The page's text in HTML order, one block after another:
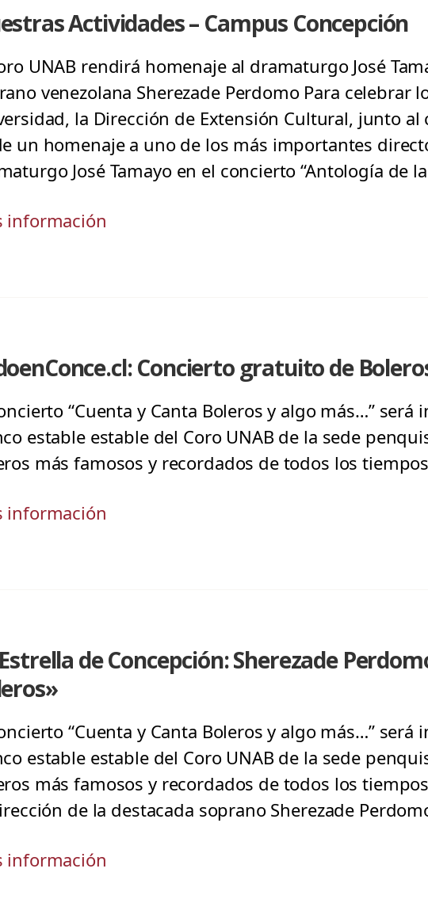
Actividades – Campus Concepción
UNAB rendirá homenaje al dramaturgo José
venezolana Sherezade Perdomo Para celebrar
la Dirección de Extensión Cultural, junto al
un homenaje a uno de los más importantes
José Tamayo en el concierto “Antología de
información
Concierto gratuito de
“Cuenta y Canta Boleros y algo más…”
estable estable del Coro UNAB de la sede
más famosos y recordados de todos los
información
de Concepción: Sherezade
“Cuenta y Canta Boleros y algo más…”
estable estable del Coro UNAB de la sede
más famosos y recordados de todos los
de la destacada soprano Sherezade
información